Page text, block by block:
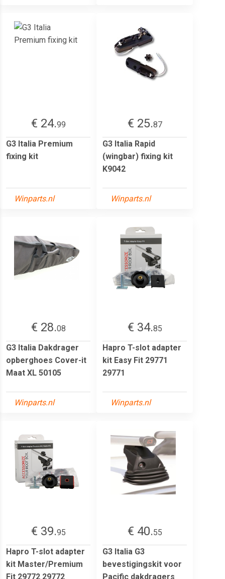
€ 24.99
G3 Italia Premium
fixing kit
Winparts.nl
€ 25.87
G3 Italia Rapid
(wingbar) fixing kit
K9042
Winparts.nl
€ 28.08
G3 Italia Dakdrager
opberghoes Cover-it
Maat XL 50105
Winparts.nl
€ 34.85
Hapro T-slot adapter
kit Easy Fit 29771
29771
Winparts.nl
€ 39.95
Hapro T-slot adapter
kit Master/Premium
Fit 29772 29772
€ 40.55
G3 Italia G3
bevestigingskit voor
Pacific dakdragers